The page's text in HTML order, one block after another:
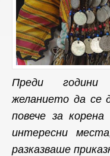
Преди
желанието да се
повече за
интересни
разказваше